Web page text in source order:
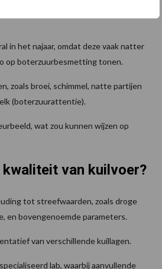
in het najaar, omdat deze vaak natter
op boterzuurbesmetting tonen.
zoals broei, schimmel, natte partijen
(boterzuuratten­tie).
wat zou kunnen wijzen op
van kuilvoer?
tot streefwaarden, zoals droge
en bovengenoemde parameters.
van verschillende kuillagen.
lab, waarbij aanvullende